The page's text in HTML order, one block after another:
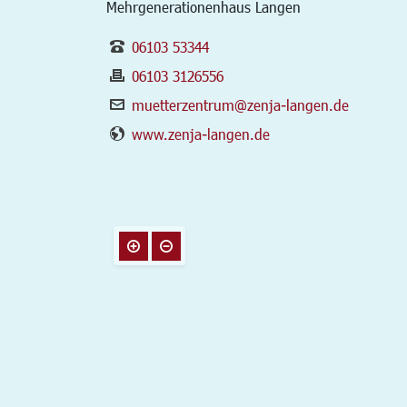
Mehrgenerationenhaus Langen
06103 53344
06103 3126556
muetterzentrum@zenja-langen.de
www.zenja-langen.de